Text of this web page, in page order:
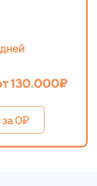
130.000₽
за 0₽